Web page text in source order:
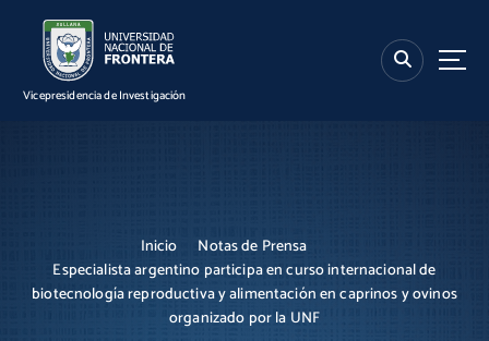
Vicepresidencia de Investigación
Inicio
Notas de Prensa
Especialista argentino participa en curso internacional de
biotecnología reproductiva y alimentación en caprinos y ovinos
organizado por la UNF